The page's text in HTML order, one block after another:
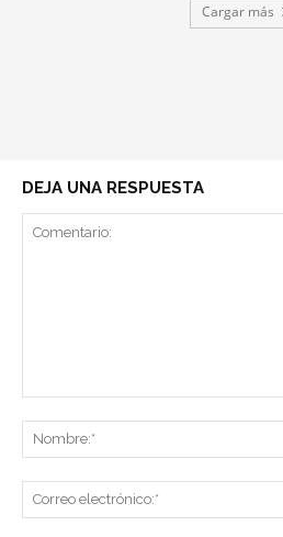
Cargar más
DEJA UNA RESPUESTA